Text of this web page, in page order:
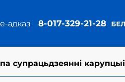
адказ 8-017-329-21-28
супрацьдзеянні карупцыі